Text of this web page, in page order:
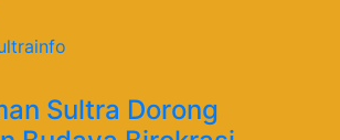
Sultra Dorong